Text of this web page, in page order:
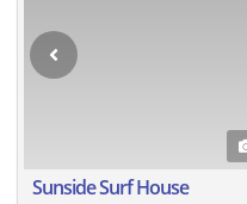
Sunside Surf House